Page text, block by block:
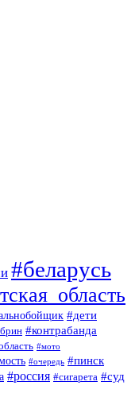
#беларусь
#дети
#контрабанда
#мото
#очередь #пинск
#россия #сигарета #суд